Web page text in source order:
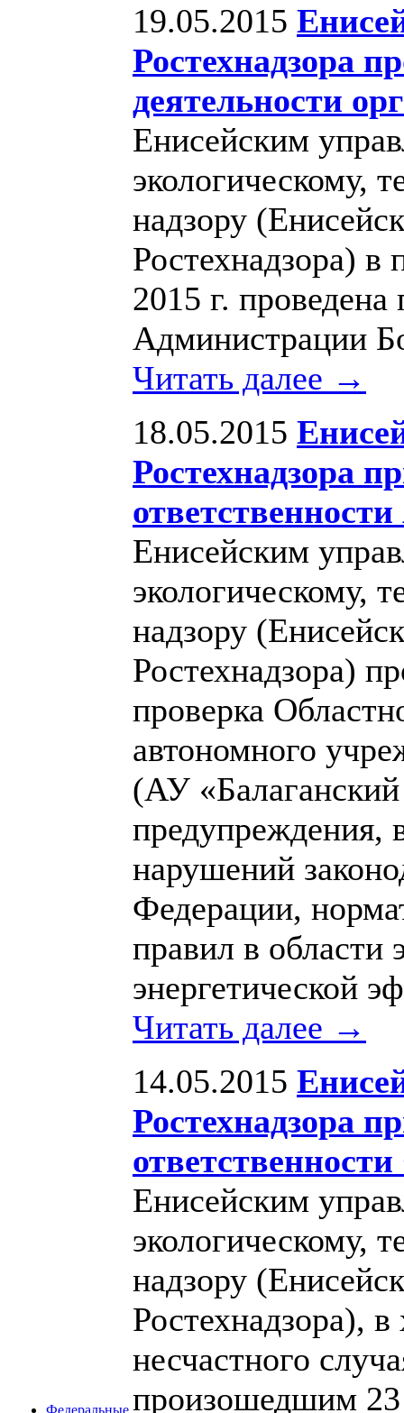
Федеральные
19.05.2015
Ростехнадзора
деятельности
Енисейским
экологическому,
надзору
Ростехнадзора) в
2015 г.
Администрации
Читать далее →
18.05.2015
Ростехнадзора
Енисейским
экологическому,
надзору
Ростехнадзора)
проверка
автономного
(АУ
предупреждения,
нарушений
Федерации,
правил в области
энергетической
Читать далее →
14.05.2015
Ростехнадзора
Енисейским
экологическому,
надзору
Ростехнадзора),
несчастного
произошедшим 23